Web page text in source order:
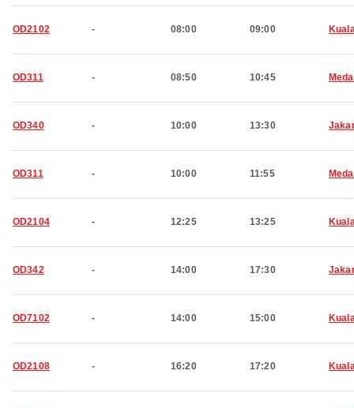
OD2102 - 08:00 09:00
OD311 - 08:50 10:45
OD340 - 10:00 13:30
OD311 - 10:00 11:55
OD2104 - 12:25 13:25
OD342 - 14:00 17:30
OD7102 - 14:00 15:00
OD2108 - 16:20 17:20